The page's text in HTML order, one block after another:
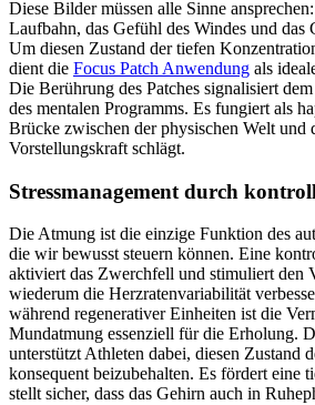
Diese Bilder müssen alle Sinne
Laufbahn, das Gefühl des Windes und das
Um diesen Zustand der tiefen
dient die Focus Patch Anwendung als
Die Berührung des Patches signalisiert
des mentalen Programms. Es fungiert als
Brücke zwischen der physischen Welt und
Vorstellungskraft schlägt.
Stressmanagement durch
Die Atmung ist die einzige Funktion des
die wir bewusst steuern können. Eine
aktiviert das Zwerchfell und stimuliert den
wiederum die Herzratenvariabilität
während regenerativer Einheiten ist die
Mundatmung essenziell für die Erholung.
unterstützt Athleten dabei, diesen Zustand
konsequent beizubehalten. Es fördert eine
stellt sicher, dass das Gehirn auch in